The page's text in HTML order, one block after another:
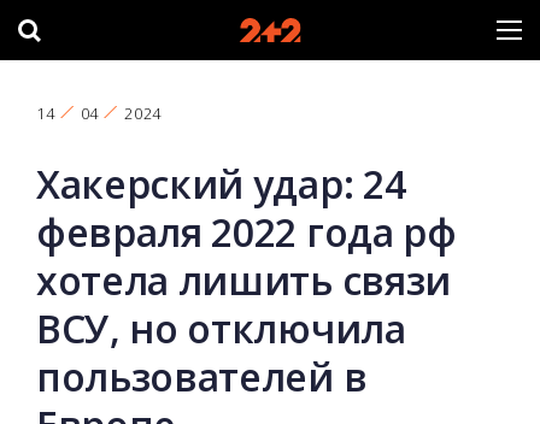
14 04 2024
Хакерский удар: 24
февраля 2022 года рф
хотела лишить связи
ВСУ, но отключила
пользователей в